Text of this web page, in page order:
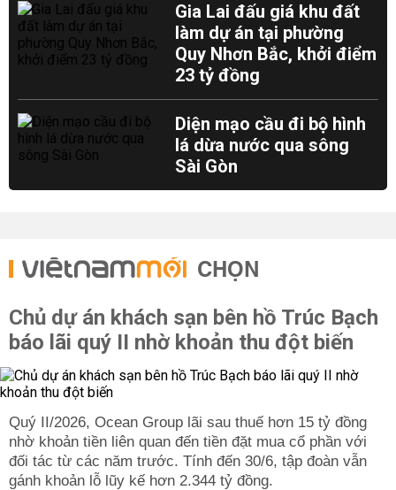
Gia Lai đấu giá khu đất
làm dự án tại phường
Quy Nhơn Bắc, khởi điểm
23 tỷ đồng
Diện mạo cầu đi bộ hình
lá dừa nước qua sông
Sài Gòn
CHỌN
Chủ dự án khách sạn bên hồ Trúc Bạch
báo lãi quý II nhờ khoản thu đột biến
Quý II/2026, Ocean Group lãi sau thuế hơn 15 tỷ đồng
nhờ khoản tiền liên quan đến tiền đặt mua cổ phần với
đối tác từ các năm trước. Tính đến 30/6, tập đoàn vẫn
gánh khoản lỗ lũy kế hơn 2.344 tỷ đồng.